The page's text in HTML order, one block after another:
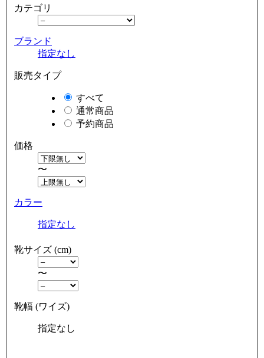
カテゴリ
ブランド
指定なし
販売タイプ
すべて
通常商品
予約商品
価格
〜
カラー
指定なし
靴サイズ (cm)
〜
靴幅 (ワイズ)
指定なし